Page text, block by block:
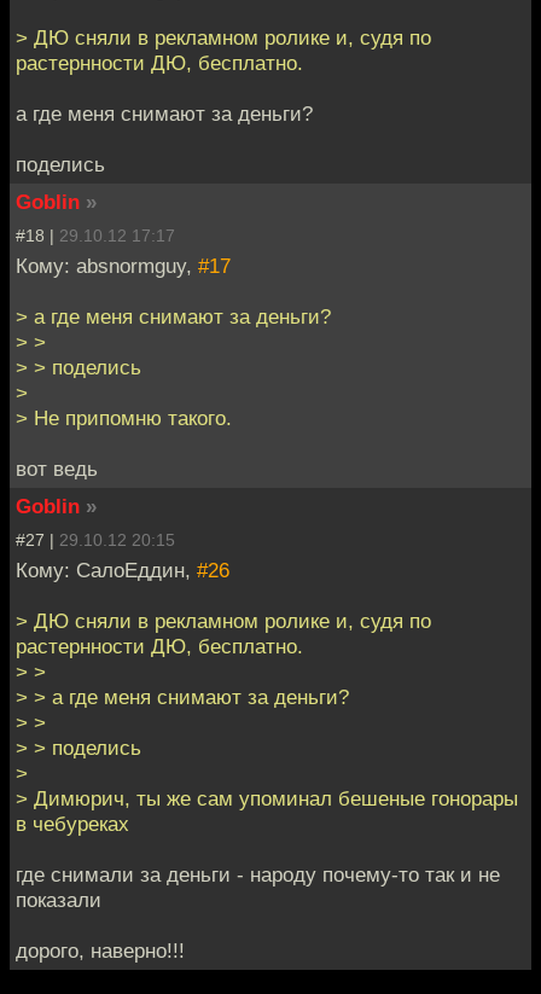
> ДЮ сняли в рекламном ролике и, судя по
растернности ДЮ, бесплатно.
а где меня снимают за деньги?
поделись
Goblin »
#18 | 29.10.12 17:17
Кому: absnormguy, #17
> а где меня снимают за деньги?
> >
> > поделись
>
> Не припомню такого.
вот ведь
Goblin »
#27 | 29.10.12 20:15
Кому: СалоЕддин, #26
> ДЮ сняли в рекламном ролике и, судя по
растернности ДЮ, бесплатно.
> >
> > а где меня снимают за деньги?
> >
> > поделись
>
> Димюрич, ты же сам упоминал бешеные гонорары
в чебуреках
где снимали за деньги - народу почему-то так и не
показали
дорого, наверно!!!